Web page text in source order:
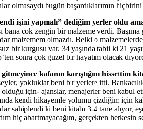
olmasaydı bugün başardıklarımın
işini yapmalı” dediğim yerler oldu
bana çok zengin bir malzeme verdi.
malzemem olmazdı. Belki o
bir kurgusu var. 34 yaşında tabii ki 21
sonra çok güzel bir hayatım olacak
kafanın karıştığını hissettim
yokluklar beni bir yerlere itti.
için- ajanslar, menajerler beni kabul
kendi hikayemle yolumu çizdiğim için
sahiplendi ki beni kitabı 3-4 tane alıyor,
hiç abartmayacağım, gerçekten